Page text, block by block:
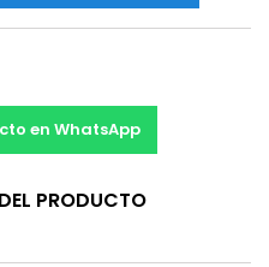
en WhatsApp
PRODUCTO